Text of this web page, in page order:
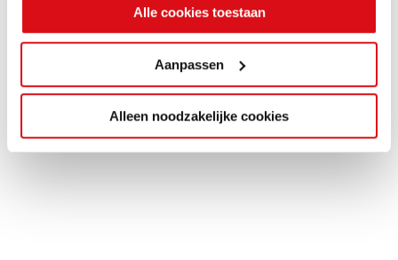
Alle cookies toestaan
Aanpassen
Alleen noodzakelijke cookies